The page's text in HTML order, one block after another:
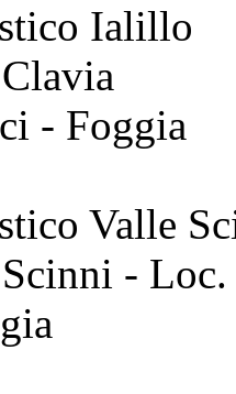
Ialillo
- Foggia
Valle
-